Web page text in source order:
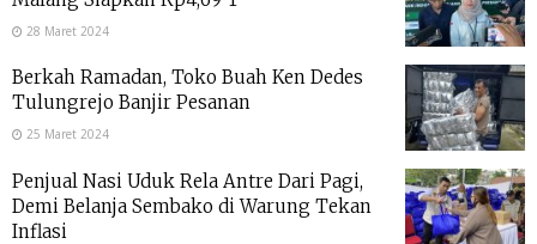
28 Maret 2024
Berkah Ramadan, Toko Buah Ken Dedes
Tulungrejo Banjir Pesanan
25 Maret 2024
Penjual Nasi Uduk Rela Antre Dari Pagi,
Demi Belanja Sembako di Warung Tekan
Inflasi